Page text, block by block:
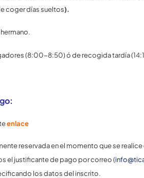
coger días sueltos).
(8:00-8:50) ó de recogida tardía
enlace
reservada en el momento que se
el justificante de pago por correo (
los datos del inscrito.